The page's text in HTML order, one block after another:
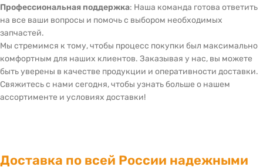
Профессиональная поддержка: Наша команда готова ответить
на все ваши вопросы и помочь с выбором необходимых
запчастей.
Мы стремимся к тому, чтобы процесс покупки был максимально
комфортным для наших клиентов. Заказывая у нас, вы можете
быть уверены в качестве продукции и оперативности доставки.
Свяжитесь с нами сегодня, чтобы узнать больше о нашем
ассортименте и условиях доставки!
Доставка по всей России надежными